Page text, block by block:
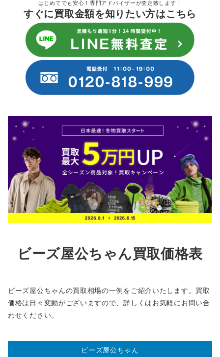
はじめてでも安心！専門アドバイザーが査定致します！
すぐに買取金額を知りたい方はこちら
ビーズ屋公ちゃん買取価格表
ビーズ屋公ちゃんの買取相場の一例をご紹介いたします。買取
価格は日々変動がございますので、詳しくはお気軽にお問い合
わせください。
ビーズ屋公ちゃん